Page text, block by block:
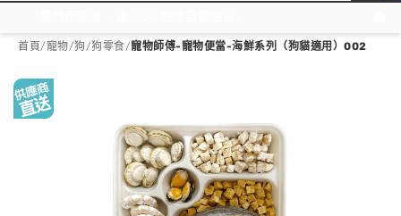
首頁/寵物/狗/狗零食/寵物師傅-寵物便當-海鮮系列（狗貓適用）002